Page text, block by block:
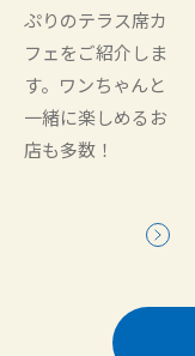
ぷりのテラス席カ
フェをご紹介しま
す。ワンちゃんと
一緒に楽しめるお
店も多数！